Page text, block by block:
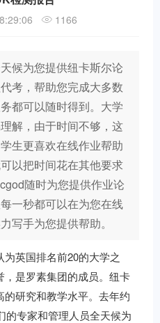
1166
候为您提供纽卡斯尔论
考，帮助您完成大多数
都可以随时得到。大学
解，由于时间不够，这
生更喜欢在线作业帮助
以把时间花在其他要求
随时为您提供作业论
一秒都可以在为您在线
写手为您提供帮助。
英国排名前20的大学之
是罗素集团的成员。纽卡
研究和教学水平。去年约
的专家和管理人员全天候为